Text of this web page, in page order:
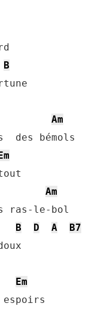
B
Am
Am
B D A
B7
Em